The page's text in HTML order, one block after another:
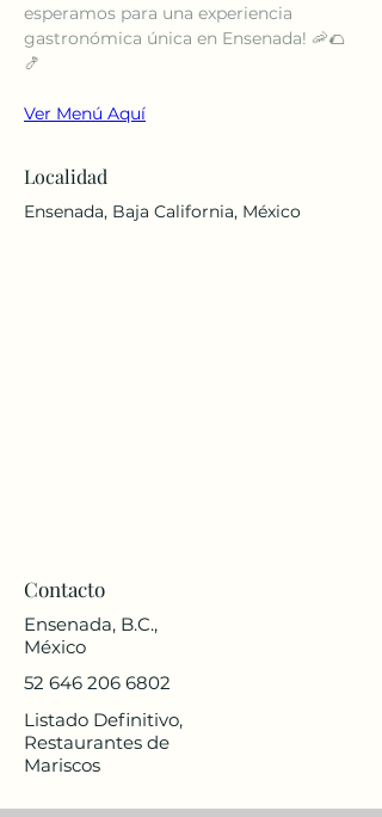
esperamos para una experiencia
gastronómica única en Ensenada! 🦐🌮
🍤
Ver Menú Aquí
Localidad
Ensenada, Baja California, México
Contacto
Ensenada, B.C.,
México
52 646 206 6802
Listado Definitivo,
Restaurantes de
Mariscos